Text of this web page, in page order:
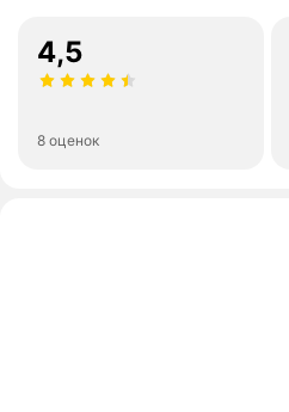
4,5
8 оценок